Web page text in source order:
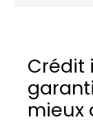
Crédit
mieux